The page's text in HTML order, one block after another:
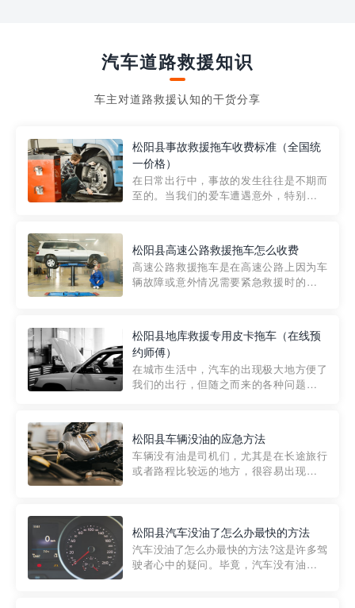
汽车道路救援知识
车主对道路救援认知的干货分享
松阳县事故救援拖车收费标准（全国统
一价格）
在日常出行中，事故的发生往往是不期而
至的。当我们的爱车遭遇意外，特别是在
细解析一下市区事故救援拖车的收费标
准，以及在选用拖车服务时应注...
松阳县高速公路救援拖车怎么收费
高速公路救援拖车是在高速公路上因为车
辆故障或意外情况需要紧急救援时的必备
路救援拖车的收费标准是由当地交通管理
部门制定的。起步价通...
松阳县地库救援专用皮卡拖车（在线预
约师傅）
在城市生活中，汽车的出现极大地方便了
我们的出行，但随之而来的各种问题也让
紧急情况下，我们需要一种高效可靠的救
援方式。而这时，地库救援专...
松阳县车辆没油的应急方法
车辆没有油是司机们，尤其是在长途旅行
或者路程比较远的地方，很容易出现这种
的送油师傅，解决没油的紧急情况。 首
先，让我们来了解一下穿...
松阳县汽车没油了怎么办最快的方法
汽车没油了怎么办最快的方法?这是许多驾
驶者心中的疑问。毕竟，汽车没有油就无